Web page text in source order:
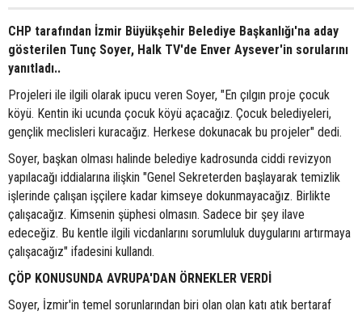
CHP tarafından İzmir Büyükşehir Belediye Başkanlığı'na aday
gösterilen Tunç Soyer, Halk TV'de Enver Aysever'in sorularını
yanıtladı..
Projeleri ile ilgili olarak ipucu veren Soyer, "En çılgın proje çocuk
köyü. Kentin iki ucunda çocuk köyü açacağız. Çocuk belediyeleri,
gençlik meclisleri kuracağız. Herkese dokunacak bu projeler" dedi.
Soyer, başkan olması halinde belediye kadrosunda ciddi revizyon
yapılacağı iddialarına ilişkin "Genel Sekreterden başlayarak temizlik
işlerinde çalışan işçilere kadar kimseye dokunmayacağız. Birlikte
çalışacağız. Kimsenin şüphesi olmasın. Sadece bir şey ilave
edeceğiz. Bu kentle ilgili vicdanlarını sorumluluk duygularını artırmaya
çalışacağız" ifadesini kullandı.
ÇÖP KONUSUNDA AVRUPA'DAN ÖRNEKLER VERDİ
Soyer, İzmir'in temel sorunlarından biri olan olan katı atık bertaraf